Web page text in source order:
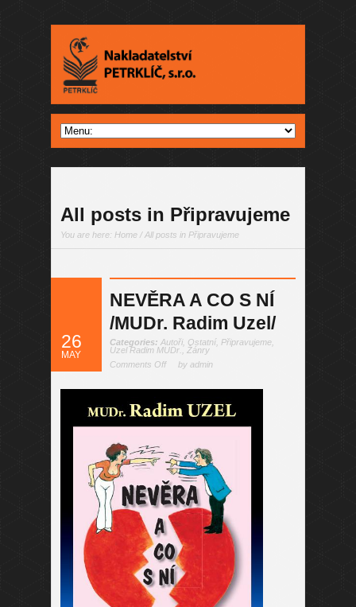
All posts in Připravujeme
You are here: Home / All posts in Připravujeme
26
MAY
NEVĚRA A CO S NÍ
/MUDr. Radim Uzel/
Categories: Autoři, Ostatní, Připravujeme
Uzel Radim MUDr. , Žánry
Comments Off
by admin